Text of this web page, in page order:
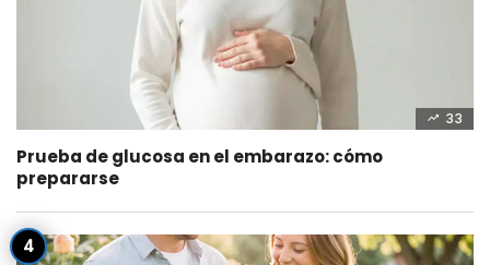
33
Prueba de glucosa en el embarazo: cómo
prepararse